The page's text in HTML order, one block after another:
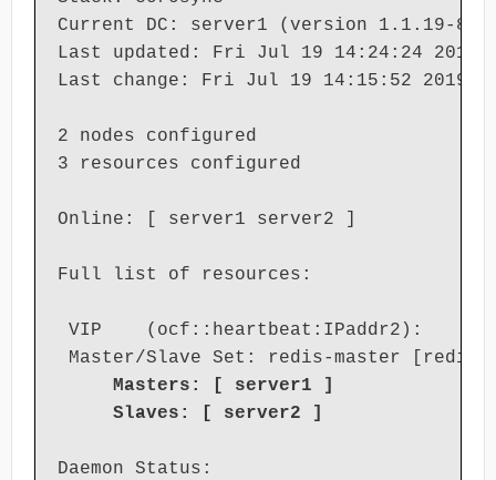
Current DC: server1 (version 1.1.19-
Last updated: Fri Jul 19 14:24:24 2019
Last change: Fri Jul 19 14:15:52 2019
2 nodes configured
3 resources configured
Online: [ server1 server2 ]
Full list of resources:
VIP
Master/Slave Set: redis-master [redis]
Masters: [ server1 ]
Slaves: [ server2 ]
Daemon Status: